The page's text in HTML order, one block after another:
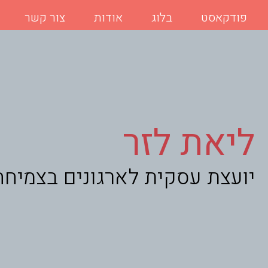
פודקאסט בלוג אודות צור קשר
ליאת לזר
יועצת עסקית לארגונים